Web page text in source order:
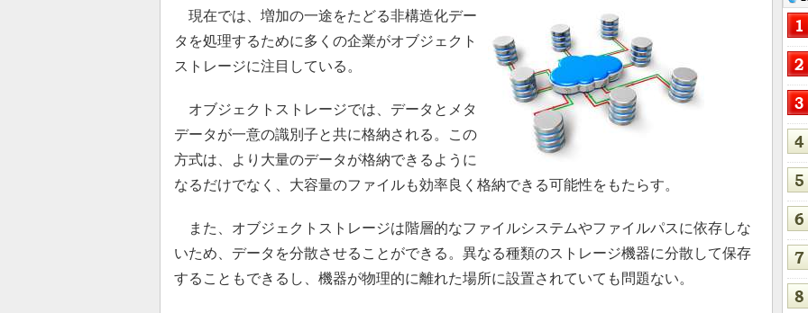
現在では、増加の一途をたどる非構造化デー
タを処理するために多くの企業がオブジェクト
ストレージに注目している。
オブジェクトストレージでは、データとメタ
データが一意の識別子と共に格納される。この
方式は、より大量のデータが格納できるように
なるだけでなく、大容量のファイルも効率良く格納できる可能性をもたらす。
また、オブジェクトストレージは階層的なファイルシステムやファイルパスに依存しな
いため、データを分散させることができる。異なる種類のストレージ機器に分散して保存
することもできるし、機器が物理的に離れた場所に設置されていても問題ない。